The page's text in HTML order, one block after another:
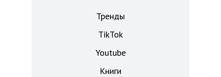
Тренды
TikTok
Youtube
Книги